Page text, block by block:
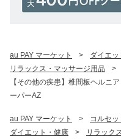
au PAY マーケット > ダイエ
リラックス・マッサージ用品
>
【その他の疾患】椎間板ヘルニ
ーパーAZ
au PAY マーケット > コルセ
ダイエット・健康
> リラック